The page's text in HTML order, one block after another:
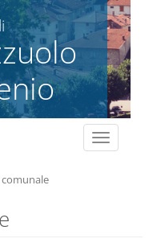
Toggle
navigation